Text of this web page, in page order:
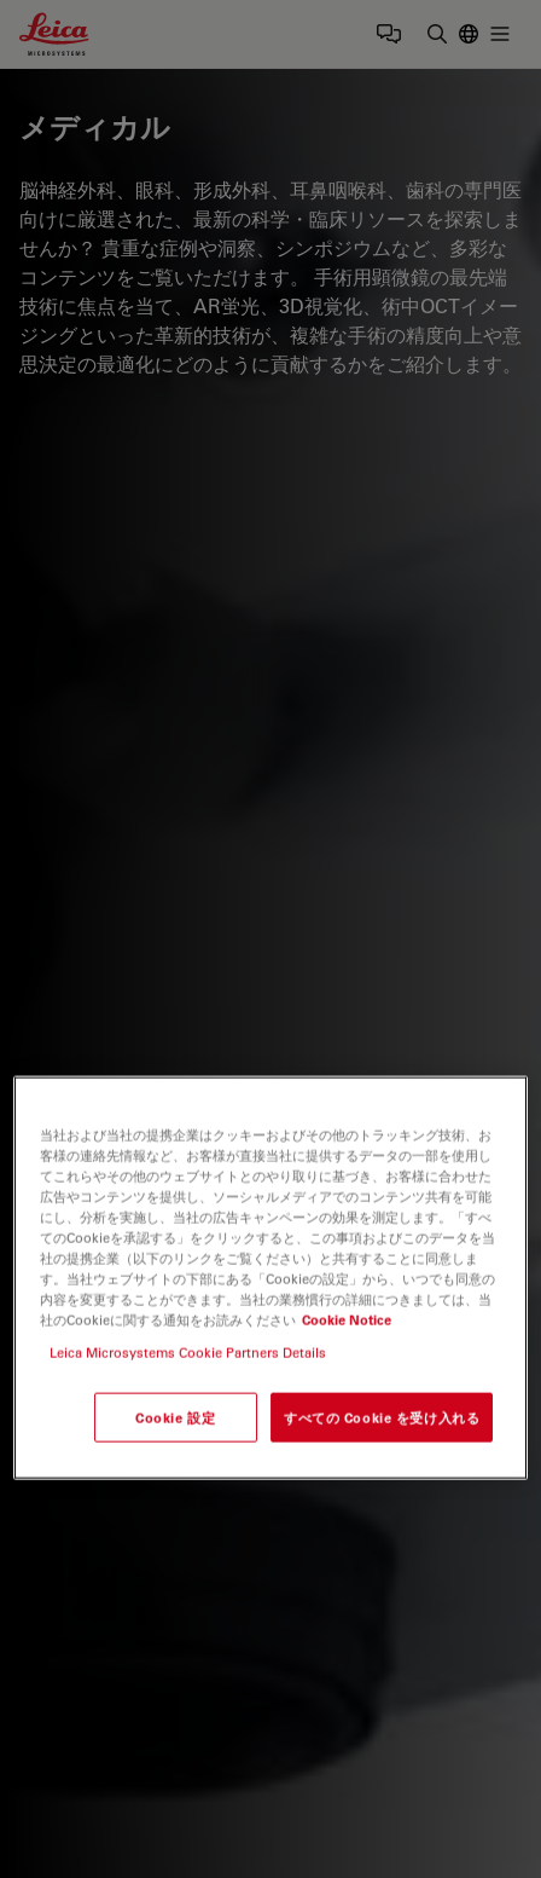
Leica Microsystems Logo
メディカル
脳神経外科、眼科、形成外科、耳鼻咽喉科、歯科の専門医
向けに厳選された、最新の科学・臨床リソースを探索しま
せんか？ 貴重な症例や洞察、シンポジウムなど、多彩な
コンテンツをご覧いただけます。 手術用顕微鏡の最先端
技術に焦点を当て、AR蛍光、3D視覚化、術中OCTイメー
ジングといった革新的技術が、複雑な手術の精度向上や意
思決定の最適化にどのように貢献するかをご紹介します。
当社および当社の提携企業はクッキーおよびその他のトラッキング技術、お
客様の連絡先情報など、お客様が直接当社に提供するデータの一部を使用し
てこれらやその他のウェブサイトとのやり取りに基づき、お客様に合わせた
広告やコンテンツを提供し、ソーシャルメディアでのコンテンツ共有を可能
にし、分析を実施し、当社の広告キャンペーンの効果を測定します。「すべ
てのCookieを承認する」をクリックすると、この事項およびこのデータを当
社の提携企業（以下のリンクをご覧ください）と共有することに同意しま
す。当社ウェブサイトの下部にある「Cookieの設定」から、いつでも同意の
内容を変更することができます。当社の業務慣行の詳細につきましては、当
社のCookieに関する通知をお読みください Cookie Notice
Leica Microsystems Cookie Partners Details
Cookie 設定 すべての Cookie を受け入れる